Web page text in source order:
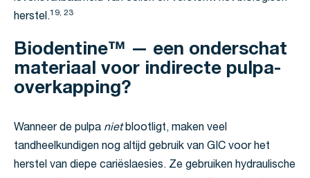
herstel.19, 23
Biodentine™ — een onderschat
materiaal voor indirecte pulpa-
overkapping?
Wanneer de pulpa nietblootligt, maken veel
tandheelkundigen nog altijd gebruik van GIC voor het
herstel van diepe cariëslaesies. Ze gebruiken hydraulische